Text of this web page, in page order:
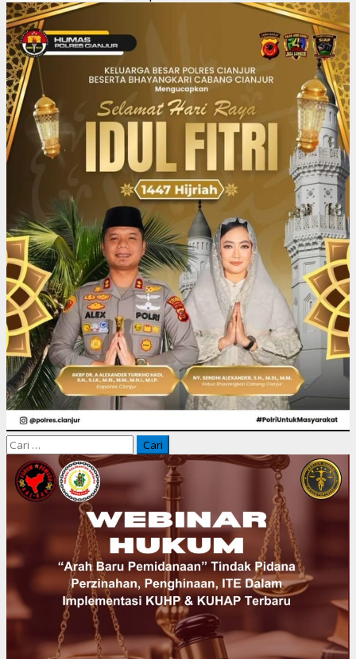
Cari
untuk: